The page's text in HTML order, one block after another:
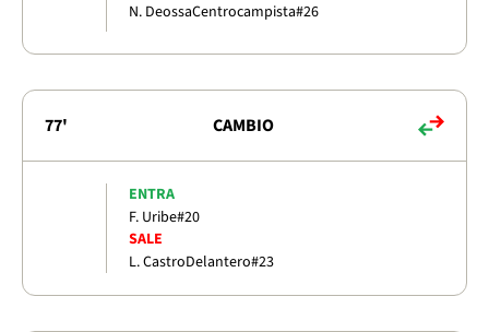
N. DeossaCentrocampista#26
77' CAMBIO
ENTRA
F. Uribe#20
SALE
L. CastroDelantero#23